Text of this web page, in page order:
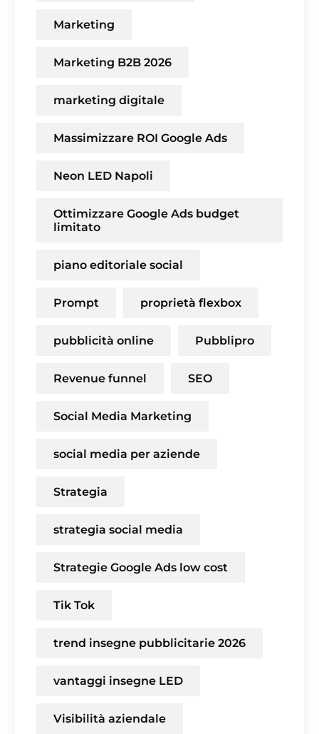
Marketing
Marketing B2B 2026
marketing digitale
Massimizzare ROI Google Ads
Neon LED Napoli
Ottimizzare Google Ads budget
limitato
piano editoriale social
Prompt proprietà flexbox
pubblicità online Pubblipro
Revenue funnel SEO
Social Media Marketing
social media per aziende
Strategia
strategia social media
Strategie Google Ads low cost
Tik Tok
trend insegne pubblicitarie 2026
vantaggi insegne LED
Visibilità aziendale